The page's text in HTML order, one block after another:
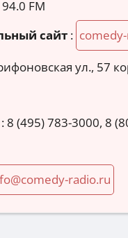
94.0 FM
сайт :
ул., 57
: 8 (495) 783-3000, 8
radio.ru